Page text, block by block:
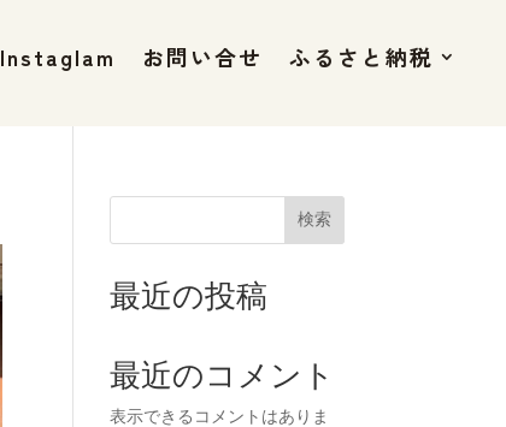
Instaglam お問い合せ ふるさと納税
検索
最近の投稿
最近のコメント
表示できるコメントはありま